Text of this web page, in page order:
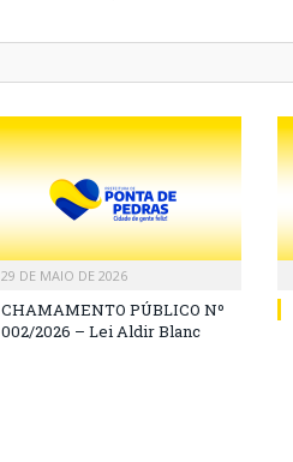
29 DE MAIO DE 2026
CHAMAMENTO PÚBLICO Nº
002/2026 – Lei Aldir Blanc